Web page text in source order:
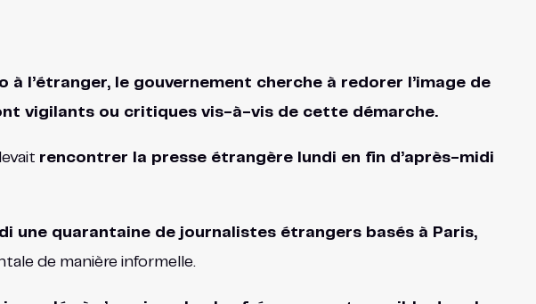
l’étranger, le gouvernement cherche à redorer l’image de
vigilants ou critiques vis-à-vis de cette démarche.
rencontrer la presse étrangère lundi en fin d’après-midi
une quarantaine de journalistes étrangers basés à Paris,
de manière informelle.